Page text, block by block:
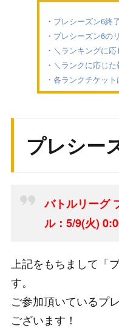
プレシーズン6終
プレシーズン6の
＼ランキングに応
＼ランクに応じた
各ランクチケット
プレシー
バトルリーグ
ル：5/9(火)
上記をもちまして「
す。
ご参加頂いているプ
ございます！